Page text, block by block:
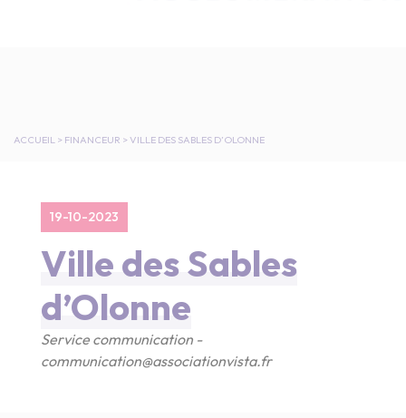
ACCUEIL > FINANCEUR >VILLE DES SABLES D’OLONNE
19-10-2023
Ville des Sables
d’Olonne
Service communication -
communication@associationvista.fr